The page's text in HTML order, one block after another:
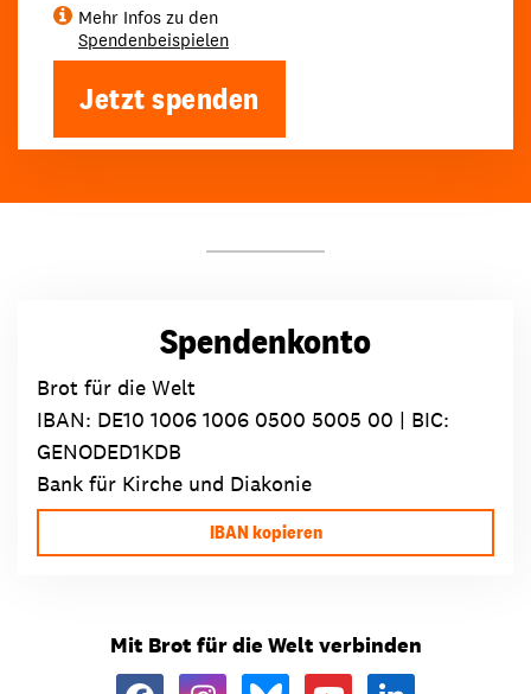
Mehr Infos zu den
Spendenbeispielen
Jetzt spenden
Spendenkonto
Brot für die Welt
IBAN: DE10 1006 1006 0500 5005 00 | BIC:
GENODED1KDB
Bank für Kirche und Diakonie
IBAN kopieren
Mit Brot für die Welt verbinden